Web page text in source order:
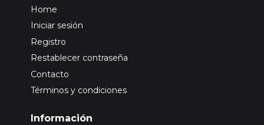
Home
Iniciar sesión
Registro
Restablecer contraseña
Contacto
Términos y condiciones
Información